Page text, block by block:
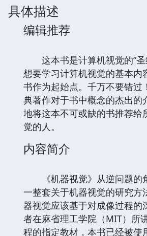
具体描述
编辑推荐
这本书是计算机视觉的“圣
想要学习计算机视觉的基本内
书作为起始点。千万不要错过
典著作对于书中概念的杰出的
地将这本不可或缺的书推荐给
觉的人。
内容简介
《机器视觉》从逆问题的
一整套关于机器视觉的研究方
器视觉应该基于对成像过程的
者在麻省理工学院（MIT）所
程的指定教材，本书已经被使